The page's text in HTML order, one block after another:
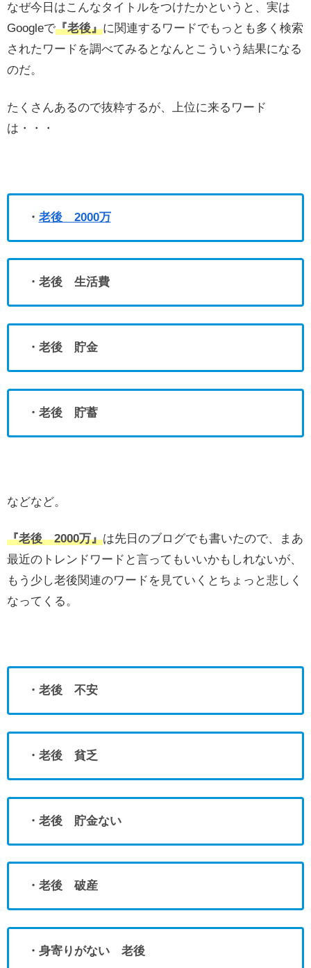
なぜ今日はこんなタイトルをつけたかというと、実は
Googleで『老後』に関連するワードでもっとも多く検索
されたワードを調べてみるとなんとこういう結果になる
のだ。
たくさんあるので抜粋するが、上位に来るワード
は・・・
・ 老後 2000万
・老後 生活費
・老後 貯金
・老後 貯蓄
などなど。
『老後 2000万』は先日のブログでも書いたので、まあ
最近のトレンドワードと言ってもいいかもしれないが、
もう少し老後関連のワードを見ていくとちょっと悲しく
なってくる。
・老後 不安
・老後 貧乏
・老後 貯金ない
・老後 破産
・身寄りがない 老後